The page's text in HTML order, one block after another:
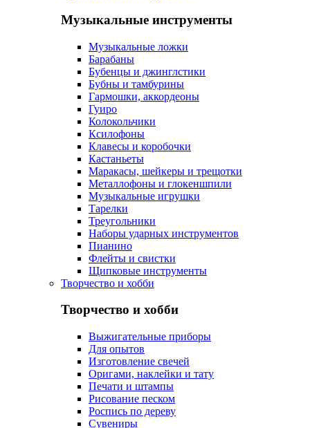
Музыкальные инструменты
Музыкальные ложки
Барабаны
Бубенцы и джинглстики
Бубны и тамбурины
Гармошки, аккордеоны
Гуиро
Колокольчики
Ксилофоны
Клавесы и коробочки
Кастаньеты
Маракасы, шейкеры и трещотки
Металлофоны и глокеншпили
Музыкальные игрушки
Тарелки
Треугольники
Наборы ударных инструментов
Пианино
Флейты и свистки
Щипковые инструменты
Творчество и хобби
Творчество и хобби
Выжигательные приборы
Для опытов
Изготовление свечей
Оригами, наклейки и тату
Печати и штампы
Рисование песком
Роспись по дереву
Сувениры